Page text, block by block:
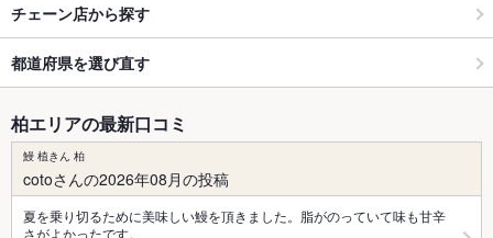
チェーン店から探す
都道府県を選び直す
柏エリアの最新口コミ
鰻 植きん 柏
cotoさんの2026年08月の投稿
夏を乗り切るために美味しい鰻を頂きました。脂がのっていて味も甘辛
さがよかったです。